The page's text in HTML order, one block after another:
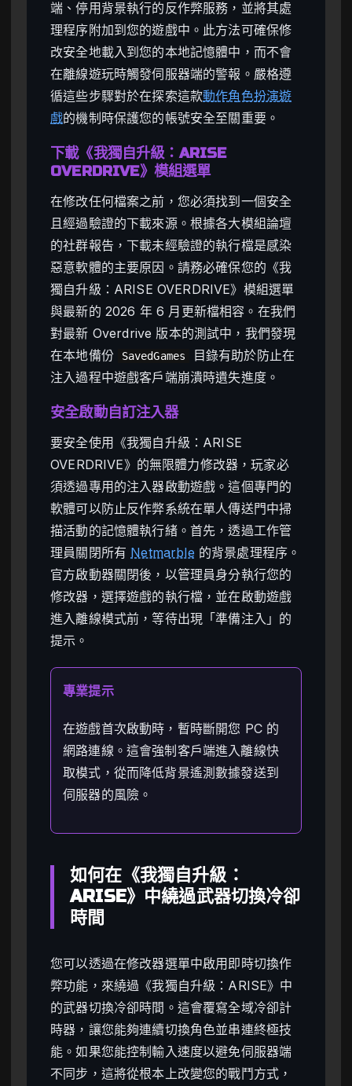
端、停用背景執行的反作弊服務，並將其處
理程序附加到您的遊戲中。此方法可確保修
改安全地載入到您的本地記憶體中，而不會
在離線遊玩時觸發伺服器端的警報。嚴格遵
循這些步驟對於在探索這款動作角色扮演遊
戲的機制時保護您的帳號安全至關重要。
下載《我獨自升級：ARISE
OVERDRIVE》模組選單
在修改任何檔案之前，您必須找到一個安全
且經過驗證的下載來源。根據各大模組論壇
的社群報告，下載未經驗證的執行檔是感染
惡意軟體的主要原因。請務必確保您的《我
獨自升級：ARISE OVERDRIVE》模組選單
與最新的 2026 年 6 月更新檔相容。在我們
對最新 Overdrive 版本的測試中，我們發現
在本地備份
SavedGames
目錄有助於防止在
注入過程中遊戲客戶端崩潰時遺失進度。
安全啟動自訂注入器
要安全使用《我獨自升級：ARISE
OVERDRIVE》的無限體力修改器，玩家必
須透過專用的注入器啟動遊戲。這個專門的
軟體可以防止反作弊系統在單人傳送門中掃
描活動的記憶體執行緒。首先，透過工作管
理員關閉所有 Netmarble 的背景處理程序。
官方啟動器關閉後，以管理員身分執行您的
修改器，選擇遊戲的執行檔，並在啟動遊戲
進入離線模式前，等待出現「準備注入」的
提示。
專業提示
在遊戲首次啟動時，暫時斷開您 PC 的
網路連線。這會強制客戶端進入離線快
取模式，從而降低背景遙測數據發送到
伺服器的風險。
如何在《我獨自升級：
ARISE》中繞過武器切換冷卻
時間
您可以透過在修改器選單中啟用即時切換作
弊功能，來繞過《我獨自升級：ARISE》中
的武器切換冷卻時間。這會覆寫全域冷卻計
時器，讓您能夠連續切換角色並串連終極技
能。如果您能控制輸入速度以避免伺服器端
不同步，這將從根本上改變您的戰鬥方式，